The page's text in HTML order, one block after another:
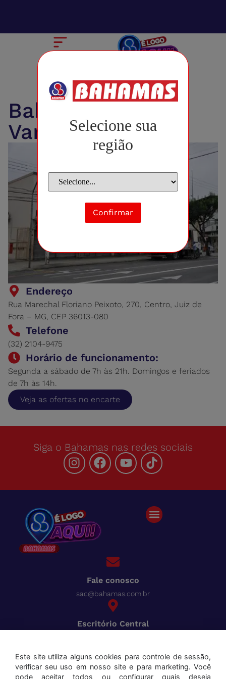
Selecione sua
região
Confirmar
Bahamas Getúlio
Vargas
Endereço
Rua Marechal Floriano Peixoto, 270, Centro, Juiz de
Fora – MG, CEP 36013-080
Telefone
(32) 2104-9475
Horário de funcionamento:
Segunda a sábado de 7h às 21h. Domingos e feriados
de 7h às 14h.
Veja as ofertas no encarte
Siga o Bahamas nas redes sociais
Fale conosco
sac@bahamas.com.br
Escritório Central
Cred
Aceitamos os seguintes cartões:
Este site utiliza alguns cookies para controle de sessão,
verificar seu uso em nosso site e para marketing. Você
pode aceitar todos ou configurar quais deseja